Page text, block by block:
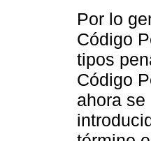
Por lo
Código
tipos
Código
ahora